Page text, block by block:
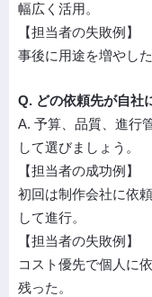
幅広く活用。
【担当者の失敗例】
事後に用途を増やし
Q. どの依頼先が自社
A. 予算、品質、進行
して選びましょう。
【担当者の成功例】
初回は制作会社に依
して進行。
【担当者の失敗例】
コスト優先で個人に
残った。